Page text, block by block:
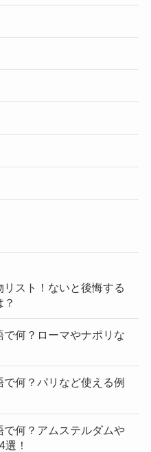
スト！ないと後悔する
で何？ローマやナポリな
で何？パリなど使える例
で何？アムステルダムや
！